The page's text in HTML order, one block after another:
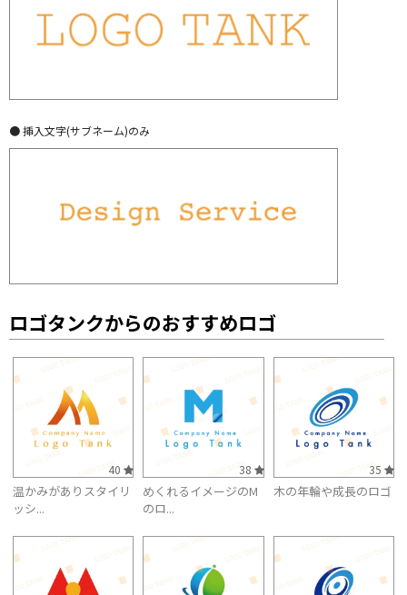
● 挿入文字(サブネーム)のみ
ロゴタンクからのおすすめロゴ
40
温かみがありスタイリ
ッシ...
38
めくれるイメージのM
のロ...
35
木の年輪や成長のロゴ